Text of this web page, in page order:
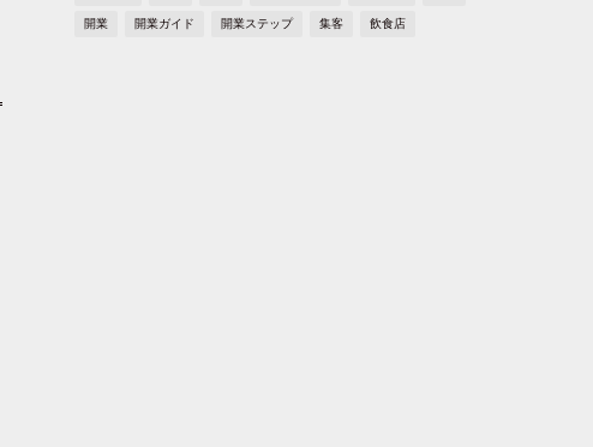
開業 開業ガイド 開業ステップ 集客 飲食店